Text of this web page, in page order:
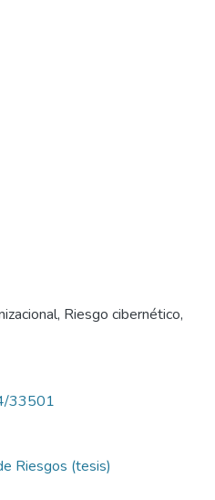
, Riesgo cibernético,
33501
Riesgos (tesis)